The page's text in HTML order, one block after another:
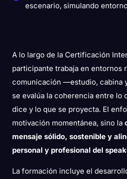
escenario, simulando
A lo largo de la Certificación
participante trabaja en entornos
comunicación —estudio, cabina
se evalúa la coherencia entre lo
dice y lo que se proyecta. El
motivación momentánea, sino la
mensaje sólido, sostenible y
personal y profesional del
La formación incluye el